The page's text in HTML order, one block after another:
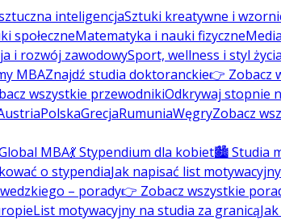
inteligencjaSztuki kreatywne i
społeczneMatematyka i nauki fizyczne
i rozwój zawodowySport, wellness i styl życia
MBAZnajdź studia doktoranckie👉 Zobacz
wszystkie przewodnikiOdkrywaj stopnie
PolskaGrecjaRumuniaWęgryZobacz
MBA💃 Stypendium dla kobiet🏙️ Studia
o stypendiaJak napisać list
– porady👉 Zobacz wszystkie
List motywacyjny na studia za granicą